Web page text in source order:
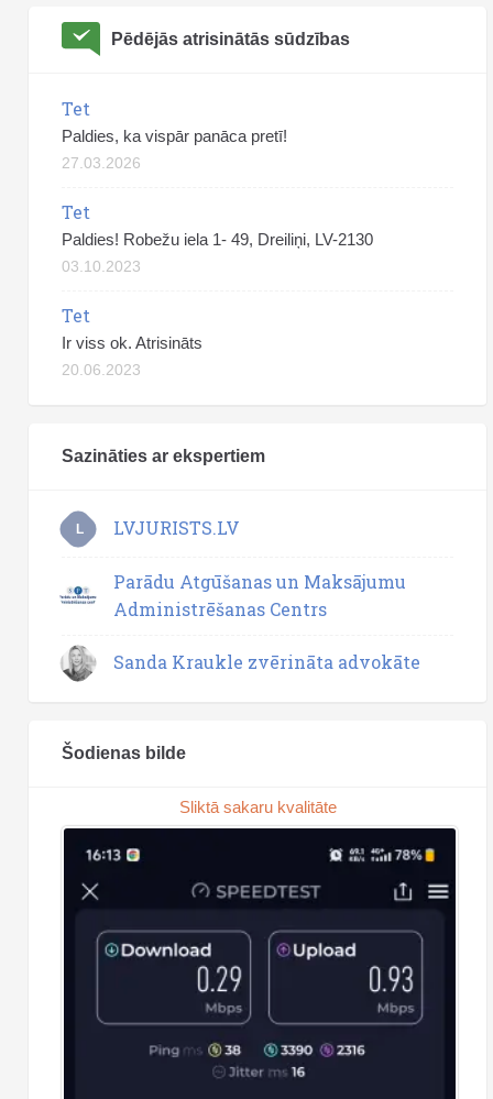
Pēdējās atrisinātās sūdzības
Tet
Paldies, ka vispār panāca pretī!
27.03.2026
Tet
Paldies! Robežu iela 1- 49, Dreiliņi, LV-2130
03.10.2023
Tet
Ir viss ok. Atrisināts
20.06.2023
Sazināties ar ekspertiem
L LVJURISTS.LV
Parādu Atgūšanas un Maksājumu
Administrēšanas Centrs
Sanda Kraukle zvērināta advokāte
Šodienas bilde
Sliktā sakaru kvalitāte